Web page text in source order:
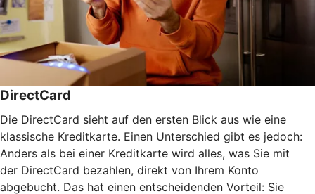
DirectCard
Die DirectCard sieht auf den ersten Blick aus wie eine
klassische Kreditkarte. Einen Unterschied gibt es jedoch:
Anders als bei einer Kreditkarte wird alles, was Sie mit
der DirectCard bezahlen, direkt von Ihrem Konto
abgebucht. Das hat einen entscheidenden Vorteil: Sie